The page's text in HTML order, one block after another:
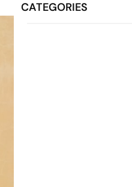
CATEGORIES